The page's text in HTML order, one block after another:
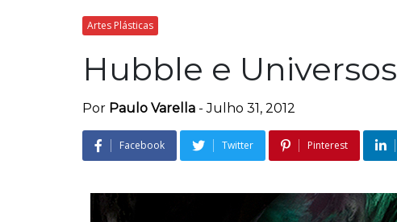
Artes Plásticas
Hubble e Universos
Por Paulo Varella -Julho 31, 2012
Facebook Twitter Pinterest